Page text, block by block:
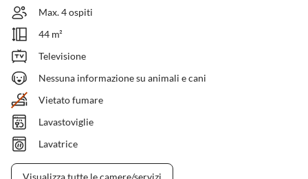
Max. 4 ospiti
44 m²
Televisione
Nessuna informazione su animali e cani
Vietato fumare
Lavastoviglie
Lavatrice
Visualizza tutte le camere/servizi